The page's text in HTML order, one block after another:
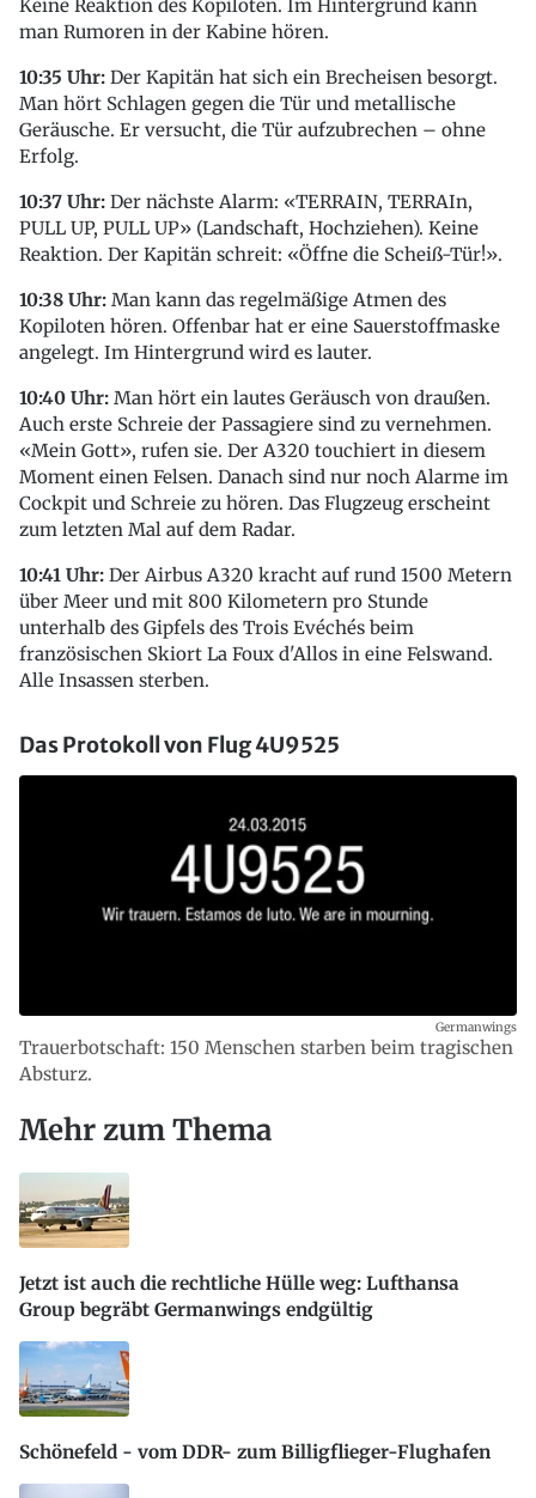
Keine Reaktion des Kopiloten. Im Hintergrund kann
man Rumoren in der Kabine hören.
10:35 Uhr: Der Kapitän hat sich ein Brecheisen besorgt.
Man hört Schlagen gegen die Tür und metallische
Geräusche. Er versucht, die Tür aufzubrechen – ohne
Erfolg.
10:37 Uhr: Der nächste Alarm: «TERRAIN, TERRAIn,
PULL UP, PULL UP» (Landschaft, Hochziehen). Keine
Reaktion. Der Kapitän schreit: «Öffne die Scheiß-Tür!».
10:38 Uhr: Man kann das regelmäßige Atmen des
Kopiloten hören. Offenbar hat er eine Sauerstoffmaske
angelegt. Im Hintergrund wird es lauter.
10:40 Uhr: Man hört ein lautes Geräusch von draußen.
Auch erste Schreie der Passagiere sind zu vernehmen.
«Mein Gott», rufen sie. Der A320 touchiert in diesem
Moment einen Felsen. Danach sind nur noch Alarme im
Cockpit und Schreie zu hören. Das Flugzeug erscheint
zum letzten Mal auf dem Radar.
10:41 Uhr: Der Airbus A320 kracht auf rund 1500 Metern
über Meer und mit 800 Kilometern pro Stunde
unterhalb des Gipfels des Trois Evéchés beim
französischen Skiort La Foux d'Allos in eine Felswand.
Alle Insassen sterben.
Das Protokoll von Flug 4U9525
Trauerbotschaft: 150 Menschen starben beim tragischen
Absturz.
Germanwings
Mehr zum Thema
Jetzt ist auch die rechtliche Hülle weg: Lufthansa
Group begräbt Germanwings endgültig
Schönefeld - vom DDR- zum Billigflieger-Flughafen